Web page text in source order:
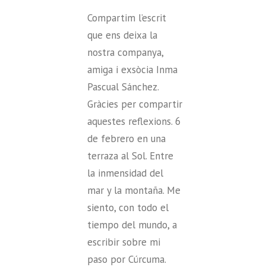
Compartim l’escrit
que ens deixa la
nostra companya,
amiga i exsòcia Inma
Pascual Sánchez.
Gràcies per compartir
aquestes reflexions. 6
de febrero en una
terraza al Sol. Entre
la inmensidad del
mar y la montaña. Me
siento, con todo el
tiempo del mundo, a
escribir sobre mi
paso por Cúrcuma.